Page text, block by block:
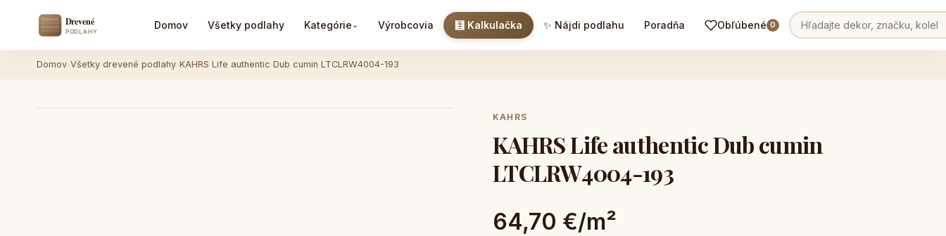
Domov Všetky podlahy Kategórie ⌄ Výrobcovia 🧮 Kalkulačka ✨ Nájdi podlahu Poradňa Obľúbené 0
Domov Všetky drevené podlahy KAHRS Life authentic Dub cumin LTCLRW4004-193
KAHRS
KAHRS Life authentic Dub cumin
LTCLRW4004-193
64,70 €/m²